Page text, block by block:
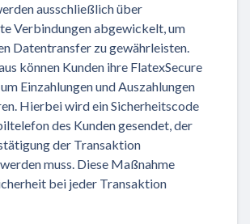
ausschließlich über
Verbindungen abgewickelt, um
Datentransfer zu gewährleisten.
können Kunden ihre FlatexSecure
Einzahlungen und Auszahlungen
Hierbei wird ein Sicherheitscode
des Kunden gesendet, der
der Transaktion
muss. Diese Maßnahme
bei jeder Transaktion